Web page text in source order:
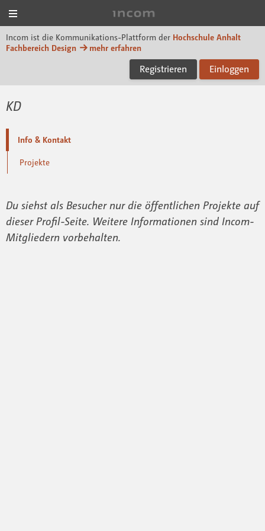
Incom ist die Kommunikations-Plattform der Hochschule Anhalt
Fachbereich Design
mehr erfahren
Registrieren Einloggen
KD
Info & Kontakt
Projekte
Du siehst als Besucher nur die öffentlichen Projekte auf
dieser Profil-Seite. Weitere Informationen sind Incom-
Mitgliedern vorbehalten.